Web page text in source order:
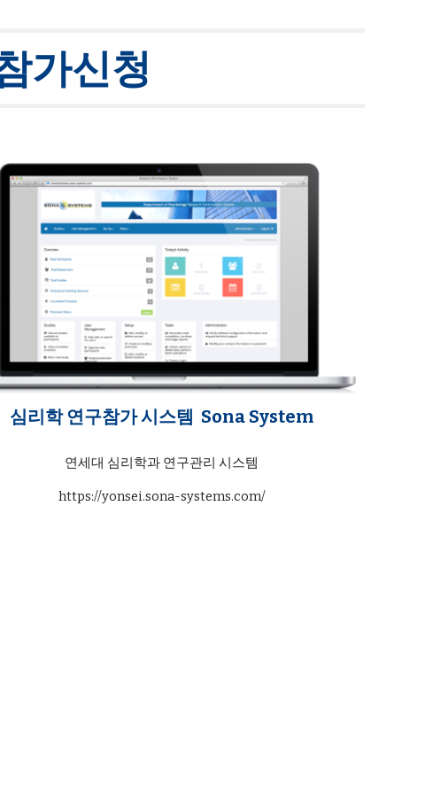
가신청
심리학 연구참가 시스템  Sona System
연세대 심리학과 연구관리 시스템
https://yonsei.sona-systems.com/